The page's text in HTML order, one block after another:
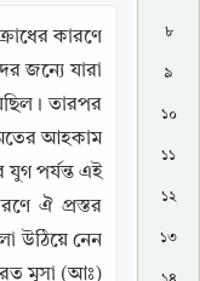
কারণে
জন্যে যারা
তারপর
আহকাম
যুগ পর্যন্ত এই
ঐ প্রস্তর
উঠিয়ে নেন
মূসা (আঃ)
৮
৯
১০
১১
১২
১৩